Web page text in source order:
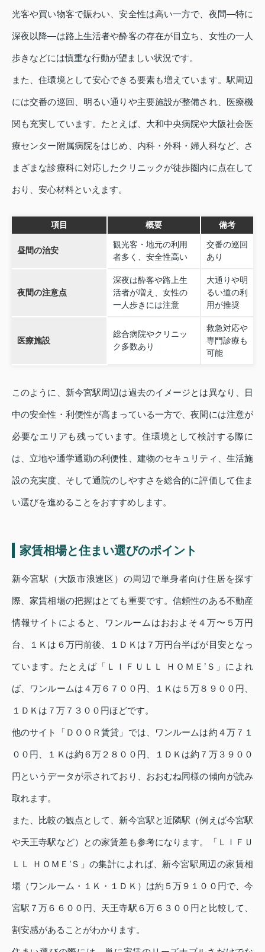
光客や買い物客で賑わい、安全性は高い一方で、夜間—特に
深夜以降—は路上生活者や酔客の存在が目立ち、女性の一人
歩きなどには慎重な行動が望ましい状況です。
また、住環境として安心できる要素も増えています。駅周辺
には交番の巡回、明るい通りや主要施設が整備され、医療機
関も充実しています。たとえば、大和中央病院や大阪社会医
療センター附属病院をはじめ、内科・外科・婦人科など、さ
まざまな診療科に対応したクリニックが徒歩圏内に点在して
おり、安心材料といえます。
項目 概要 備考
昼間の治安
観光客・地元の利用
者多く、安全性高い
交番の巡回
あり
夜間の注意点
深夜は酔客や路上生
活者が増え、女性の
一人歩きには注意
大通りや明
るい道の利
用が推奨
医療施設
総合病院やクリニッ
ク多数あり
救急対応や
専門診療も
可能
このように、新今宮駅周辺は過去のイメージとは異なり、日
中の安全性・利便性が高まっている一方で、夜間には注意が
必要なエリアも残っています。住環境として検討する際に
は、立地や通学通勤の利便性、建物のセキュリティ、生活施
設の充実度、そして通院のしやすさを総合的に評価して住ま
い選びを進めることをおすすめします。
家賃相場と住まい選びのポイント
新今宮駅（大阪市浪速区）の周辺で単身者向け住居を探す
際、家賃相場の把握はとても重要です。信頼性のある不動産
情報サイトによると、ワンルームはおおよそ４万〜５万円
台、１Ｋは６万円前後、１ＤＫは７万円台半ばが目安となっ
ています。たとえば「ＬＩＦＵＬＬ ＨＯＭＥ’Ｓ」によれ
ば、ワンルームは４万６７００円、１Ｋは５万８９００円、
１ＤＫは７万７３００円ほどです。
他のサイト「ＤＯＯＲ賃貸」では、ワンルームは約４万７１
００円、１Ｋは約６万２８００円、１ＤＫは約７万３９００
円というデータが示されており、おおむね同様の傾向が読み
取れます。
また、比較の観点として、新今宮駅と近隣駅（例えば今宮駅
や天王寺駅など）との家賃差も参考になります。「ＬＩＦＵ
ＬＬ ＨＯＭＥ’Ｓ」の集計によれば、新今宮駅周辺の家賃相
場（ワンルーム・１Ｋ・１ＤＫ）は約５万９１００円で、今
宮駅７万６６００円、天王寺駅６万６３００円と比較して、
割安感があることがわかります。